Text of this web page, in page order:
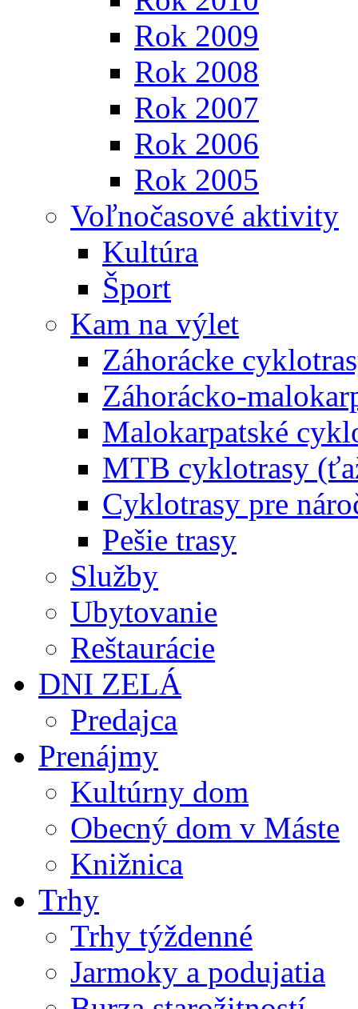
Rok 2009
Rok 2008
Rok 2007
Rok 2006
Rok 2005
Voľnočasové aktivity
Kultúra
Šport
Kam na výlet
Záhorácke
Záhorácko-
Malokarpatské
MTB cyklotrasy
Cyklotrasy pre
Pešie trasy
Služby
Ubytovanie
Reštaurácie
DNI ZELÁ
Predajca
Prenájmy
Kultúrny dom
Obecný dom v Máste
Knižnica
Trhy
Trhy týždenné
Jarmoky a podujatia